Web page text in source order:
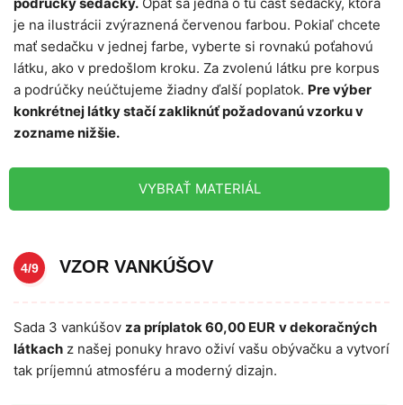
je na ilustrácii zvýraznená červenou farbou. Pokiaľ chcete
mať sedačku v jednej farbe, vyberte si rovnakú poťahovú
látku, ako v predošlom kroku. Za zvolenú látku pre korpus
a podrúčky neúčtujeme žiadny ďalší poplatok. Pre výber
konkrétnej látky stačí zakliknúť požadovanú vzorku v
zozname nižšie.
VYBRAŤ MATERIÁL
4/9 VZOR VANKÚŠOV
Sada 3 vankúšov za príplatok 60,00 EUR v dekoračných
látkach z našej ponuky hravo oživí vašu obývačku a vytvorí
tak príjemnú atmosféru a moderný dizajn.